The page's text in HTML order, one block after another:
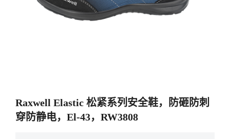
Raxwell Elastic 松紧系列安全鞋，防砸防刺
穿防静电，El-43，RW3808